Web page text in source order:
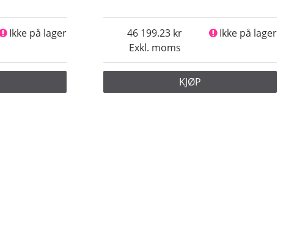
Ikke på lager
Exkl. moms
46 199.23 Ikke på lager
KJØP